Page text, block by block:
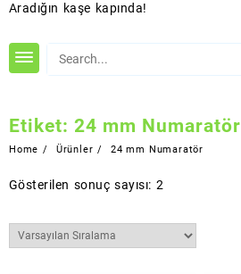
Aradığın kaşe kapında!
Etiket: 24 mm Numaratör
Home Ürünler 24 mm Numaratör
Gösterilen sonuç sayısı: 2